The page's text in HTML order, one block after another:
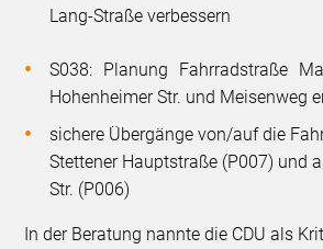
Lang-Straße verbessern
S038: Planung Fahrradstraße
Hohenheimer Str. und Meisenweg
sichere Übergänge von/auf die
Stettener Hauptstraße (P007) und
Str. (P006)
In der Beratung nannte die CDU als